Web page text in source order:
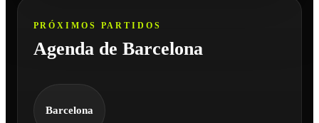
PRÓXIMOS PARTIDOS
Agenda de Barcelona
Barcelona